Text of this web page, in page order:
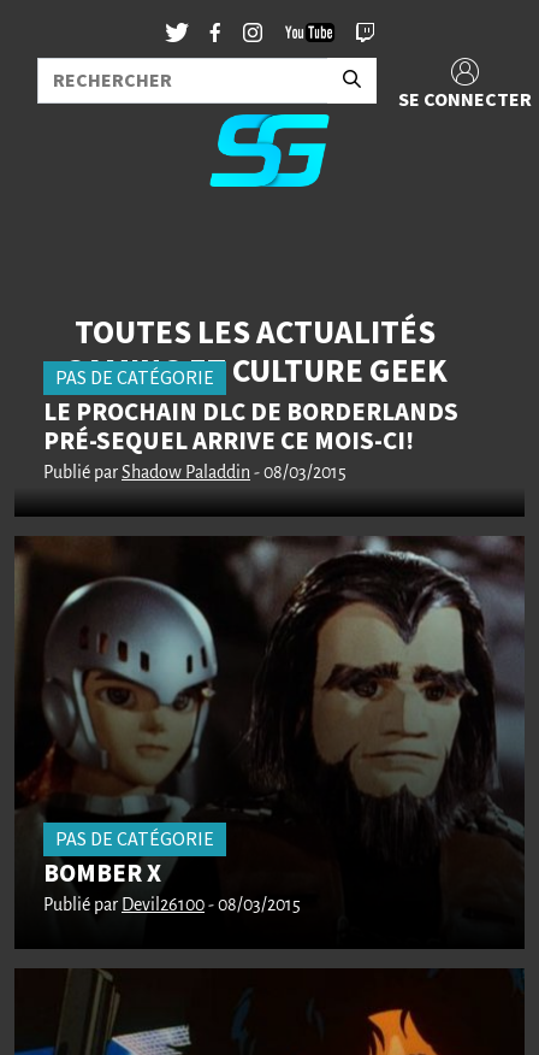
SE CONNECTER
TOUTES LES ACTUALITÉS
GAMING ET CULTURE GEEK
PAS DE CATÉGORIE
LE PROCHAIN DLC DE BORDERLANDS
PRÉ-SEQUEL ARRIVE CE MOIS-CI!
Publié parShadow Paladdin - 08/03/2015
PAS DE CATÉGORIE
BOMBER X
Publié par Devil26100- 08/03/2015